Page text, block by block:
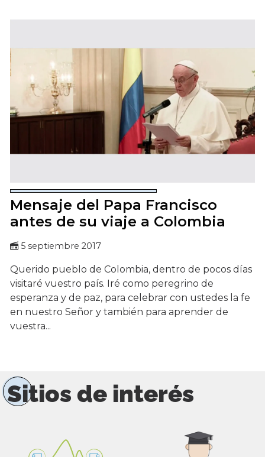
Mensaje del Papa Francisco
antes de su viaje a Colombia
5 septiembre 2017
Querido pueblo de Colombia, dentro de pocos días
visitaré vuestro país. Iré como peregrino de
esperanza y de paz, para celebrar con ustedes la fe
en nuestro Señor y también para aprender de
vuestra...
Sitios de interés